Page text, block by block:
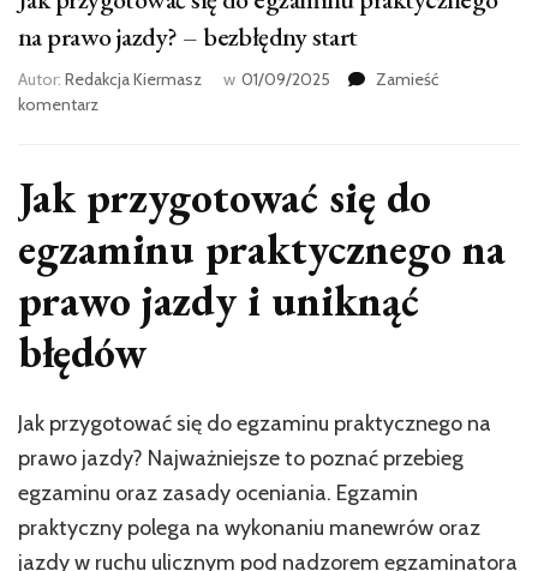
na prawo jazdy? – bezbłędny start
Autor: Redakcja Kiermasz w 01/09/2025
Zamieść
komentarzwe
się
do
egzaminu
na
prawo
jazdy?
start
Jak przygotować się do
egzaminu praktycznego na
prawo jazdyi uniknąć
błędów
Jak przygotować się do egzaminu praktycznego na
prawo jazdy? Najważniejsze to poznać przebieg
egzaminu oraz zasady oceniania. Egzamin
praktyczny polega na wykonaniu manewrów oraz
jazdy w ruchu ulicznym pod nadzorem egzaminatora